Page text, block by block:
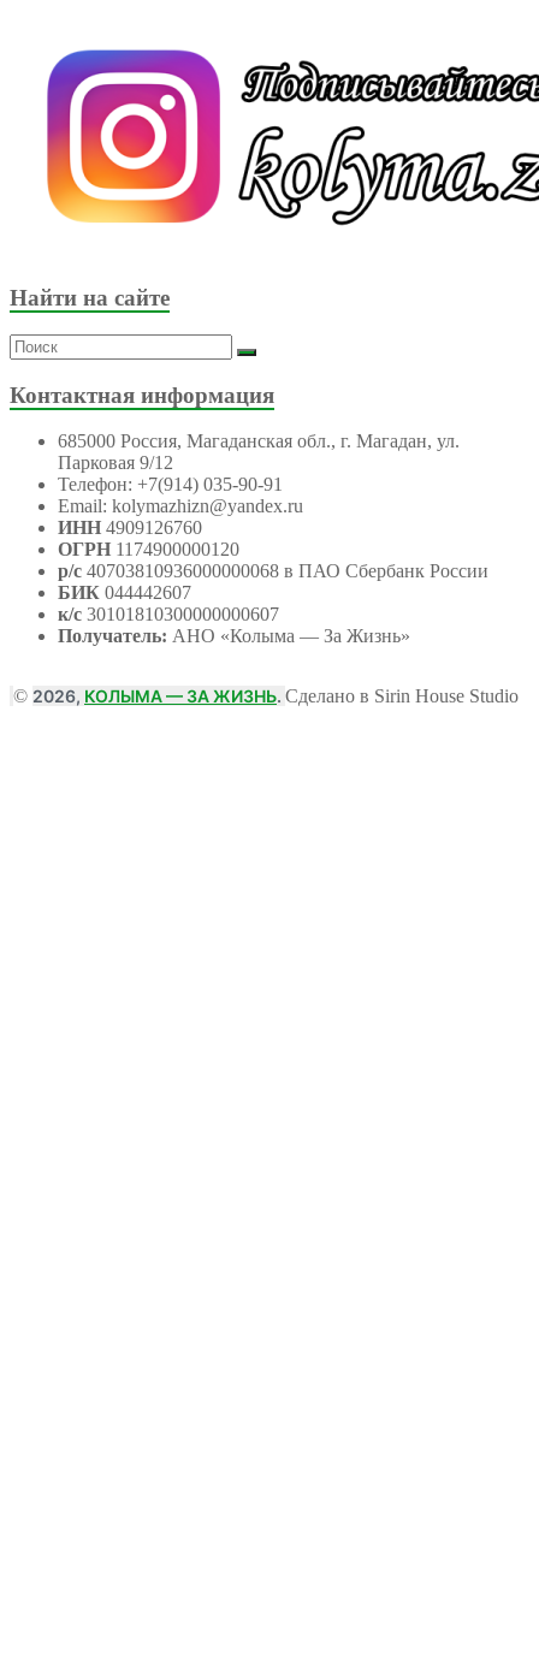
Найти на сайте
Контактная информация
685000 Россия, Магаданская обл., г. Магадан, ул.
Парковая 9/12
Телефон: +7(914) 035-90-91
Email: kolymazhizn@yandex.ru
ИНН 4909126760
ОГРН 1174900000120
р/с 40703810936000000068 в ПАО Сбербанк России
БИК 044442607
к/с 30101810300000000607
Получатель: АНО «Колыма — За Жизнь»
© 2026, КОЛЫМА — ЗА ЖИЗНЬ. Сделано в Sirin House Studio